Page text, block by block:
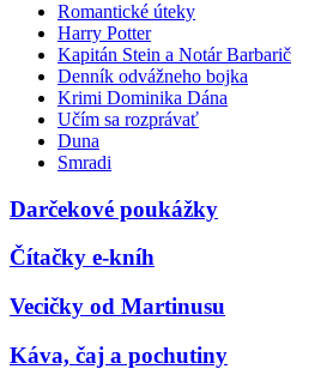
Romantické úteky
Harry Potter
Kapitán Stein a Notár Barbarič
Denník odvážneho bojka
Krimi Dominika Dána
Učím sa rozprávať
Duna
Smradi
Darčekové poukážky
Čítačky e-kníh
Vecičky od Martinusu
Káva, čaj a pochutiny